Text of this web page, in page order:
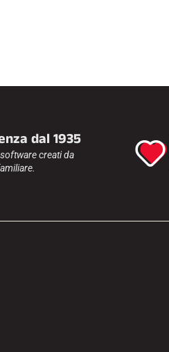
dal 1935
creati da